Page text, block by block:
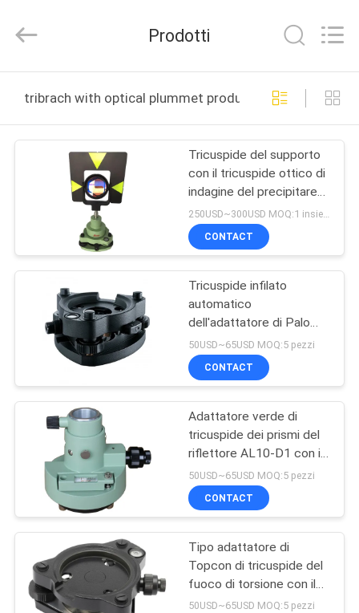
PRODOTTI
GIRO
DELLA
FABBRICA
CONTROLLO
DI
QUALITÀ
CONTATTICI
RICHIEDA
UNA
CITAZIONE
Survey
Instrument
Rights
Prodotti
tribrach with optical plummet produzione online
Tricuspide del supporto
con il tricuspide ottico di
indagine del precipitare
GRT144
250USD~300USD MOQ:1 insieme
CONTACT
Tricuspide infilato
automatico
dell'adattatore di Palo
del teodolite con il
precipitare ottico
GDF102
50USD~65USD MOQ:5 pezzi
CONTACT
Adattatore verde di
tricuspide dei prismi del
riflettore AL10-D1 con il
precipitare ottico
50USD~65USD MOQ:5 pezzi
CONTACT
Tipo adattatore di
Topcon di tricuspide del
fuoco di torsione con il
precipitare ottico
50USD~65USD MOQ:5 pezzi